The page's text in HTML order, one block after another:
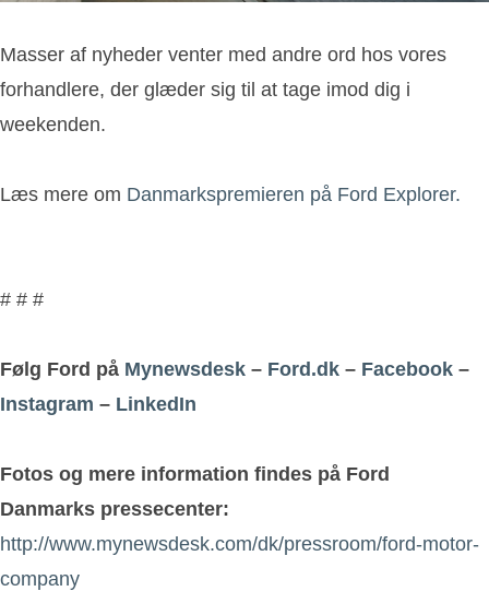
Masser af nyheder venter med andre ord hos vores
forhandlere, der glæder sig til at tage imod dig i
weekenden.
Læs mere om Danmarkspremieren på Ford Explorer.
# # #
Følg Ford på Mynewsdesk – Ford.dk – Facebook –
Instagram – LinkedIn
Fotos og mere information findes på Ford
Danmarks pressecenter:
http://www.mynewsdesk.com/dk/pressroom/ford-motor-
company